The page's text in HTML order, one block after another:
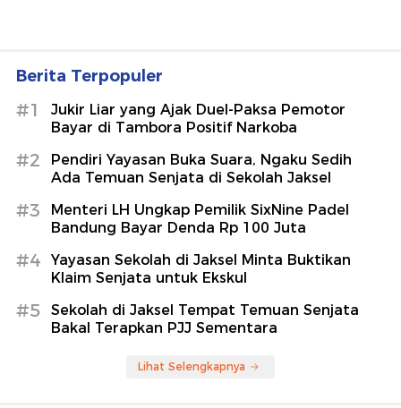
Berita Terpopuler
#1
Jukir Liar yang Ajak Duel-Paksa Pemotor
Bayar di Tambora Positif Narkoba
#2
Pendiri Yayasan Buka Suara, Ngaku Sedih
Ada Temuan Senjata di Sekolah Jaksel
#3
Menteri LH Ungkap Pemilik SixNine Padel
Bandung Bayar Denda Rp 100 Juta
#4
Yayasan Sekolah di Jaksel Minta Buktikan
Klaim Senjata untuk Ekskul
#5
Sekolah di Jaksel Tempat Temuan Senjata
Bakal Terapkan PJJ Sementara
Lihat Selengkapnya